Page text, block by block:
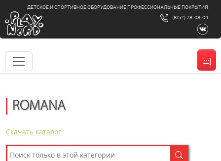
ДЕТСКОЕ И СПОРТИВНОЕ ОБОРУДОВАНИЕ ПРОФЕССИОНАЛЬНЫЕ ПОКРЫТИЯ
(8152) 78-08-04
ROMANA
Скачать каталог